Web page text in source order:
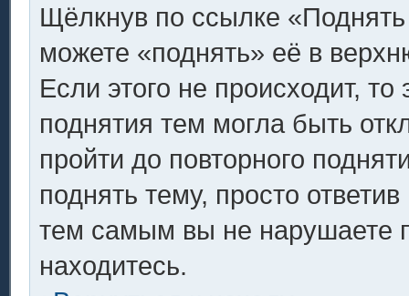
Щёлкнув по ссылке
можете «поднять» её в
Если этого не происходит, то
поднятия тем могла быть
пройти до повторного
поднять тему, просто
тем самым вы не нарушаете
находитесь.